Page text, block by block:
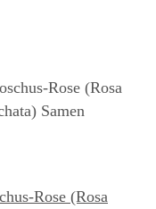
Rose (Rosa